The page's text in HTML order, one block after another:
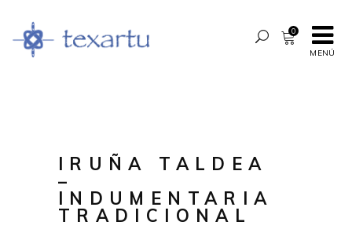
MENÚ
0
IRUÑA TALDEA
–
INDUMENTARIA
TRADICIONAL